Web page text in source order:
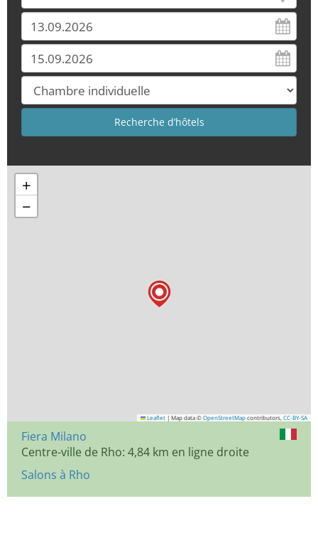
+
−
Leaflet | Map data © OpenStreetMap contributors, CC-BY-SA
Fiera Milano
Centre-ville de Rho: 4,84 km en ligne droite
Salons à Rho